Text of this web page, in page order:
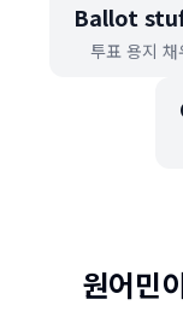
Ballot
투표 용지 채
원어민